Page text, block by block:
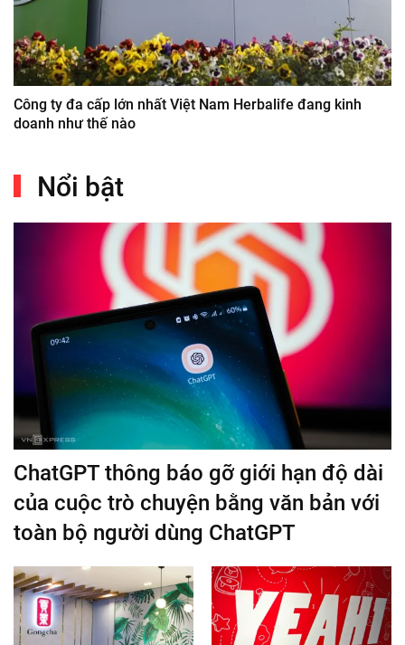
Công ty đa cấp lớn nhất Việt Nam Herbalife đang kinh
doanh như thế nào
Nổi bật
ChatGPT thông báo gỡ giới hạn độ dài
của cuộc trò chuyện bằng văn bản với
toàn bộ người dùng ChatGPT